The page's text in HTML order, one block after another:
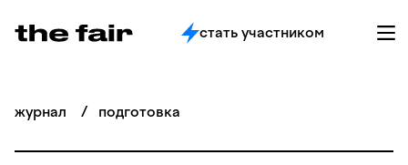
стать участником
журнал / подготовка